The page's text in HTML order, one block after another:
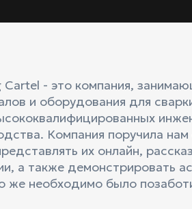
Cartel - это компания,
и оборудования для
Компания поручила
их онлайн,
а также демонстрировать
же необходимо было